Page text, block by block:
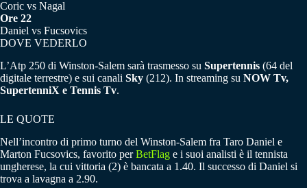
Coric vs Nagal
Ore 22
Daniel vs Fucsovics
DOVE VEDERLO
L’Atp 250 di Winston-Salem sarà trasmesso su Supertennis (64 del
digitale terrestre) e sui canali Sky (212). In streaming su NOW Tv,
SupertenniX e Tennis Tv.
LE QUOTE
Nell’incontro di primo turno del Winston-Salem fra Taro Daniel e
Marton Fucsovics, favorito perBetFlag e i suoi analisti è il tennista
ungherese, la cui vittoria (2) è bancata a 1.40. Il successo di Daniel si
trova a lavagna a 2.90.